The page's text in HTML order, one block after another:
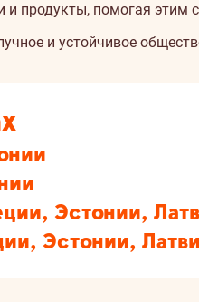
и продукты, помогая
и устойчивое
Эстонии,
Эстонии,